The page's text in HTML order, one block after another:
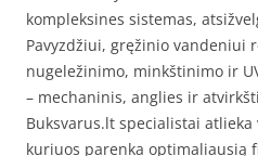
kompleksines sistemas,
Pavyzdžiui, gręžinio vandeniui
nugeležinimo, minkštinimo ir
– mechaninis, anglies ir
Buksvarus.lt specialistai
kuriuos parenka optimaliausią